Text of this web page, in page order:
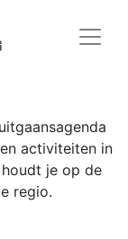
activiteiten in
je op de
regio.